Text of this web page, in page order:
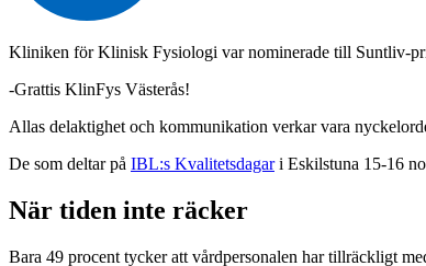
Kliniken för Klinisk Fysiologi var nominerade till Suntliv-
-Grattis KlinFys Västerås!
Allas delaktighet och kommunikation verkar vara
De som deltar på IBL:s Kvalitetsdagari Eskilstuna 15-16
När tiden inte räcker
Bara 49 procent tycker att vårdpersonalen har tillräckligt